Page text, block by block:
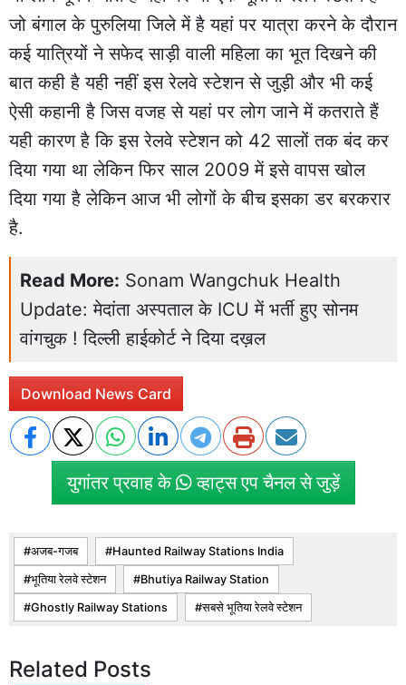
जो बंगाल के पुरुलिया जिले में है यहां पर यात्रा करने के दौरान
कई यात्रियों ने सफेद साड़ी वाली महिला का भूत दिखने की
बात कही है यही नहीं इस रेलवे स्टेशन से जुड़ी और भी कई
ऐसी कहानी है जिस वजह से यहां पर लोग जाने में कतराते हैं
यही कारण है कि इस रेलवे स्टेशन को 42 सालों तक बंद कर
दिया गया था लेकिन फिर साल 2009 में इसे वापस खोल
दिया गया है लेकिन आज भी लोगों के बीच इसका डर बरकरार
है.
Read More: Sonam Wangchuk Health
Update: मेदांता अस्पताल के ICU में भर्ती हुए सोनम
वांगचुक ! दिल्ली हाईकोर्ट ने दिया दख़ल
Download News Card
युगांतर प्रवाह के व्हाट्स एप चैनल से जुड़ें
अजब-गजब Haunted Railway Stations India
भूतिया रेलवे स्टेशन Bhutiya Railway Station
Ghostly Railway Stations सबसे भूतिया रेलवे स्टेशन
Related Posts